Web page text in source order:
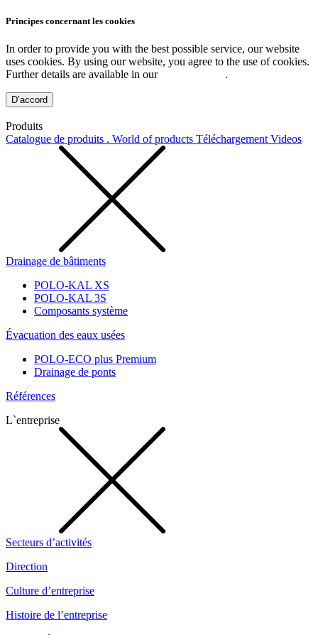
Principes concernant les cookies
In order to provide you with the best possible service, our website
uses cookies. By using our website, you agree to the use of cookies.
Further details are available in our
.
D’accord
Produits
Catalogue de produits . World of products Téléchargement Videos
Drainage de bâtiments
POLO-KAL XS
POLO-KAL 3S
Composants système
Évacuation des eaux usées
POLO-ECO plus Premium
Drainage de ponts
Références
L`entreprise
Secteurs d’activités
Direction
Culture d’entreprise
Histoire de l’entreprise